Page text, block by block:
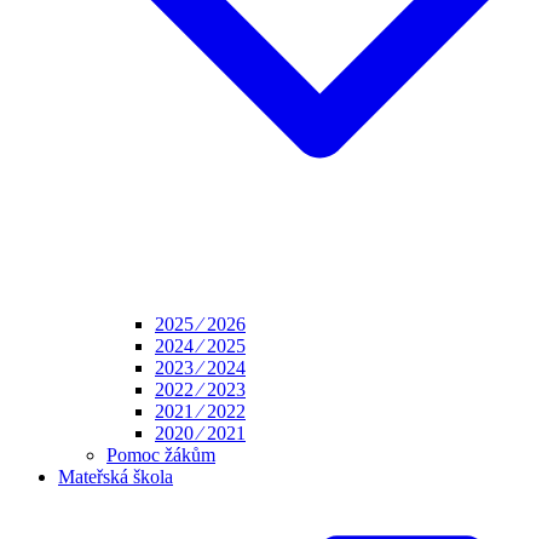
2025 ⁄ 2026
2024 ⁄ 2025
2023 ⁄ 2024
2022 ⁄ 2023
2021 ⁄ 2022
2020 ⁄ 2021
Pomoc žákům
Mateřská škola